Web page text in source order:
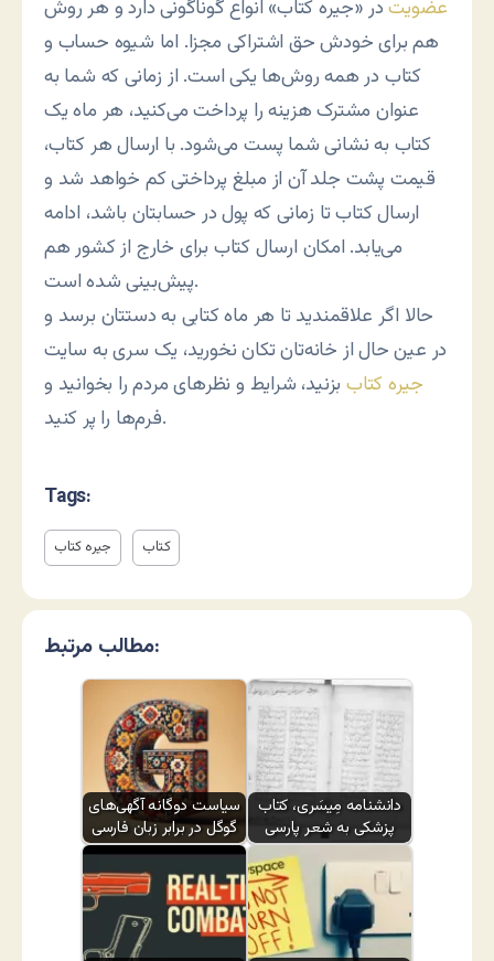
عضویتدر «جیره کتاب» انواع گوناگونی دارد و هر روش
هم برای خودش حق اشتراکی مجزا. اما شیوه حساب و
کتاب در همه روش‌ها یکی است. از زمانی که شما به
عنوان مشترک هزینه را پرداخت می‌کنید، هر ماه یک
کتاب به نشانی شما پست می‌شود. با ارسال هر کتاب،
قیمت پشت جلد آن از مبلغ پرداختی کم خواهد شد و
ارسال کتاب تا زمانی که پول در حسابتان باشد، ادامه
می‌یابد. امکان ارسال کتاب برای خارج از کشور هم
پیش‌بینی شده است.
حالا اگر علاقمندید تا هر ماه کتابی به دستتان برسد و
در عین حال از خانه‌تان تکان نخورید، یک سری به سایت
جیره کتاب بزنید، شرایط و نظرهای مردم را بخوانید و
فرم‌ها را پر کنید.
Tags:
جیره کتاب کتاب
مطالب مرتبط:
سیاست دوگانه آگهی‌های
گوگل در برابر زبان فارسی
دانشنامه مِیسَری، کتاب
پزشکی به شعر پارسی